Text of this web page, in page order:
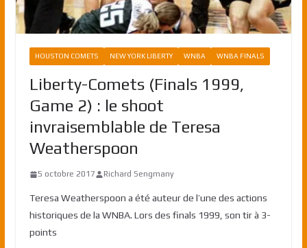
HOUSTON COMETS NEW YORK LIBERTY WNBA WNBA FINALS
Liberty-Comets (Finals 1999,
Game 2) : le shoot
invraisemblable de Teresa
Weatherspoon
5 octobre 2017 Richard Sengmany
Teresa Weatherspoon a été auteur de l’une des actions
historiques de la WNBA. Lors des finals 1999, son tir à 3-
points